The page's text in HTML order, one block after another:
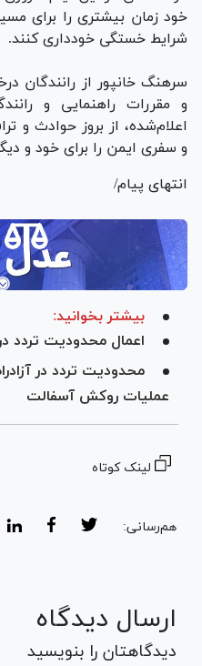
خود زمان بیشتری را برای
شرایط خستگی خودداری کنند.
سرهنگ خانپور از رانندگان
و مقررات راهنمایی و
اعلام‌شده، از بروز حوادث و
و سفری ایمن را برای خود و
انتهای پیام/
بیشتر بخوانید:
اعمال محدودیت تردد
محدودیت تردد در
عملیات روکش آسفالت
لینک کوتاه
هم‌رسانی:
ارسال دیدگاه
دیدگاهتان را بنویسید